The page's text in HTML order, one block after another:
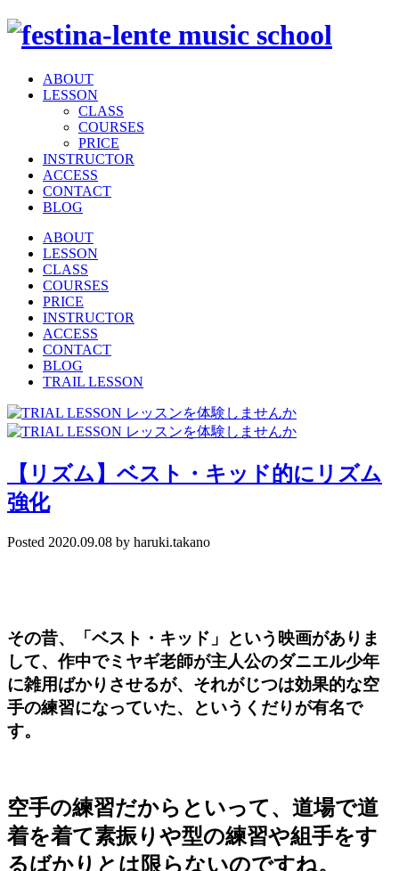
ABOUT
LESSON
CLASS
COURSES
PRICE
INSTRUCTOR
ACCESS
CONTACT
BLOG
ABOUT
LESSON
CLASS
COURSES
PRICE
INSTRUCTOR
ACCESS
CONTACT
BLOG
TRAIL LESSON
【リズム】ベスト・キッド的にリズム
強化
Posted 2020.09.08 by haruki.takano
その昔、 「ベスト・キッド」
という映画がありま
して、作中でミヤギ老師が主人公のダニエル少年
に雑用ばかりさせるが、それがじつは効果的な空
手の練習になっていた、というくだりが有名で
す。
空手の練習だからといって、道場で道
着を着て素振りや型の練習や組手をす
るばかりとは限らないのですね。